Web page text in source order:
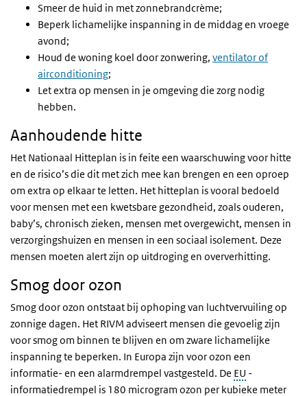
Smeer de huid in met zonnebrandcrème;
Beperk lichamelijke inspanning in de middag en vroege
avond;
Houd de woning koel door zonwering, ventilator of
airconditioning;
Let extra op mensen in je omgeving die zorg nodig
hebben.
Aanhoudende hitte
Het Nationaal Hitteplan is in feite een waarschuwing voor hitte
en de risico’s die dit met zich mee kan brengen en een oproep
om extra op elkaar te letten. Het hitteplan is vooral bedoeld
voor mensen met een kwetsbare gezondheid, zoals ouderen,
baby’s, chronisch zieken, mensen met overgewicht, mensen in
verzorgingshuizen en mensen in een sociaal isolement. Deze
mensen moeten alert zijn op uitdroging en oververhitting.
Smog door ozon
Smog door ozon ontstaat bij ophoping van luchtvervuiling op
zonnige dagen. Het RIVM adviseert mensen die gevoelig zijn
voor smog om binnen te blijven en om zware lichamelijke
inspanning te beperken. In Europa zijn voor ozon een
informatie- en een alarmdrempel vastgesteld. De EU -
informatiedrempel is 180 microgram ozon per kubieke meter